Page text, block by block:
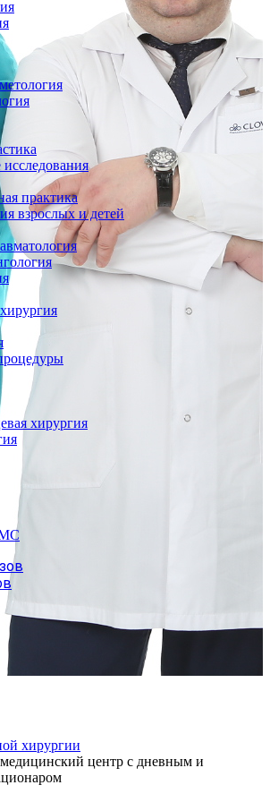
практика
взрослых и детей
хирургия
центр с дневным и